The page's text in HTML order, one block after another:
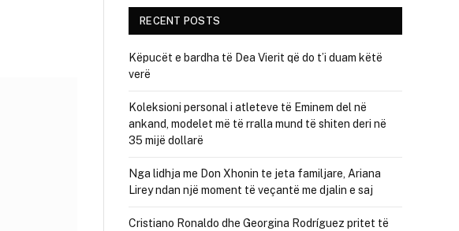
RECENT POSTS
Këpucët e bardha të Dea Vierit që do t’i duam këtë
verë
Koleksioni personal i atleteve të Eminem del në
ankand, modelet më të rralla mund të shiten deri në
35 mijë dollarë
Nga lidhja me Don Xhonin te jeta familjare, Ariana
Lirey ndan një moment të veçantë me djalin e saj
Cristiano Ronaldo dhe Georgina Rodríguez pritet të